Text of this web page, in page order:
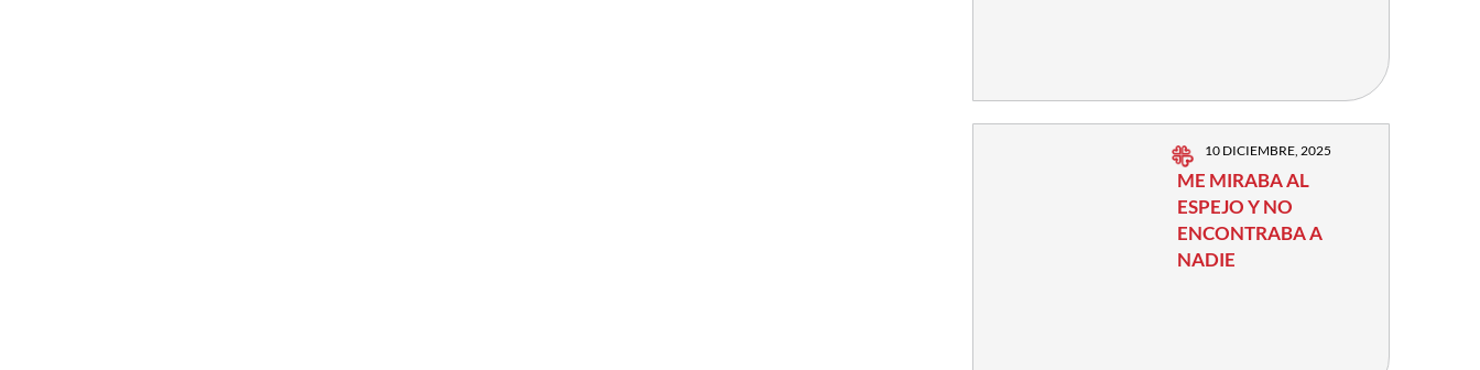
10 DICIEMBRE, 2025
ME MIRABA AL
ESPEJO Y NO
ENCONTRABA A
NADIE